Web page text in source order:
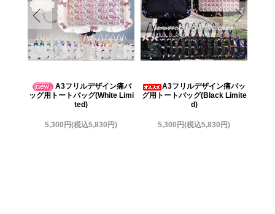
A3フリルデザイン痛バ
ッグ用トートバッグ(White Limi
ted)
5,300円(税込5,830円)
A3フリルデザイン痛バッ
グ用トートバッグ(Black Limite
d)
5,300円(税込5,830円)